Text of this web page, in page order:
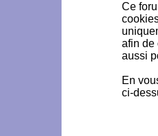
Ce
afin de
aussi
En
ci-